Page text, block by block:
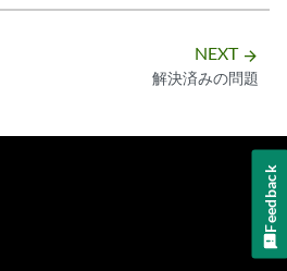
NEXT arrow_forward
解決済みの問題
Feedback